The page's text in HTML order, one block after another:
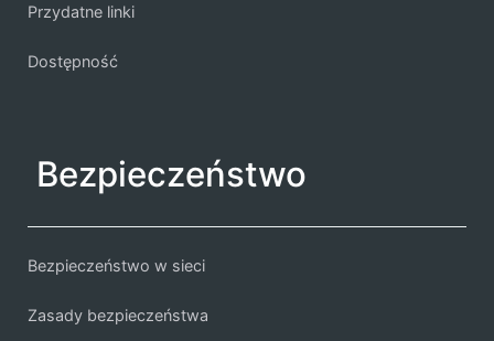
Przydatne linki
Dostępność
Bezpieczeństwo
Bezpieczeństwo w sieci
Zasady bezpieczeństwa